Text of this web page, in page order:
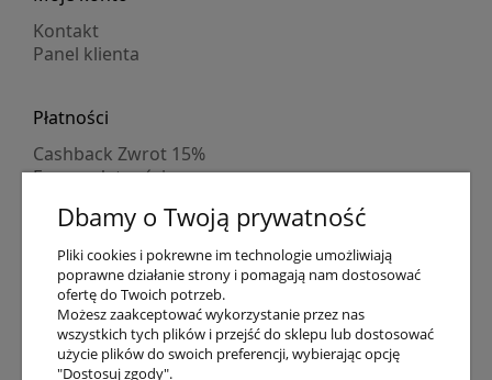
Kontakt
Panel klienta
Płatności
Cashback Zwrot 15%
Formy płatności
Numer konta
PayPo kupujesz, nie płacisz
Progi rabatowe
Promocje
Dostawa
Dbamy o Twoją prywatność
Pliki cookies i pokrewne im technologie umożliwiają
poprawne działanie strony i pomagają nam dostosować
ofertę do Twoich potrzeb.
Możesz zaakceptować wykorzystanie przez nas
wszystkich tych plików i przejść do sklepu lub dostosować
użycie plików do swoich preferencji, wybierając opcję
"Dostosuj zgody".